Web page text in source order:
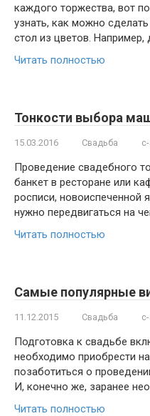
каждого торжества, вот
узнать, как можно
стол из цветов. Например,
Читать полностью
Тонкости выбора
15.03.2016 Свадьба
Проведение свадебного
банкет в ресторане или
росписи, новоиспеченной
нужно передвигаться на
Читать полностью
Самые популярные
11.12.2015 Свадьба
Подготовка к свадьбе
необходимо приобрести
позаботиться о
И, конечно же, заранее
Читать полностью